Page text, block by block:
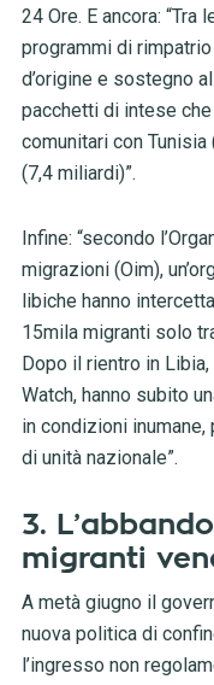
24 Ore. E ancora:
programmi di
d’origine e sostegno
pacchetti di intese
comunitari con
(7,4 miliardi)”.
Infine: “secondo
migrazioni (Oim),
libiche hanno
15mila migranti solo
Dopo il rientro in Libia,
Watch, hanno subito
in condizioni
di unità nazionale”.
3.
migranti
A metà giugno il
nuova politica di
l’ingresso non